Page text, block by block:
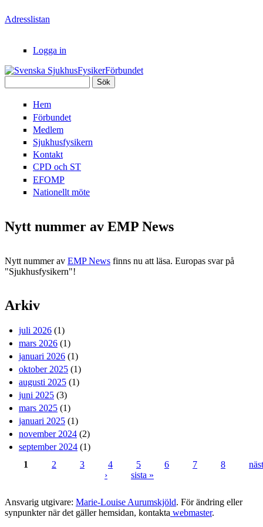
Adresslistan
Logga in
SjukhusFysikerFörbundet
Hem
Förbundet
Medlem
Sjukhusfysikern
Kontakt
CPD och ST
EFOMP
Nationellt möte
Nytt nummer av EMP News
Nytt nummer av EMP News finns nu att läsa. Europas svar på
"Sjukhusfysikern"!
Arkiv
juli 2026 (1)
mars 2026 (1)
januari 2026 (1)
oktober 2025 (1)
augusti 2025 (1)
juni 2025 (3)
mars 2025 (1)
januari 2025 (1)
november 2024 (2)
september 2024 (1)
1 2 3 4 5 6 7 8
›
sista »
Ansvarig utgivare: Marie-Louise Aurumskjöld. För ändring eller
synpunkter när det gäller hemsidan, kontakta webmaster.